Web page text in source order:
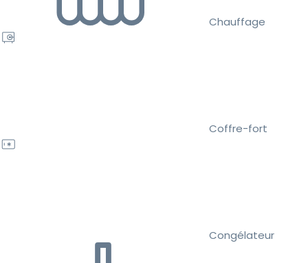
Chauffage
Coffre-fort
Congélateur